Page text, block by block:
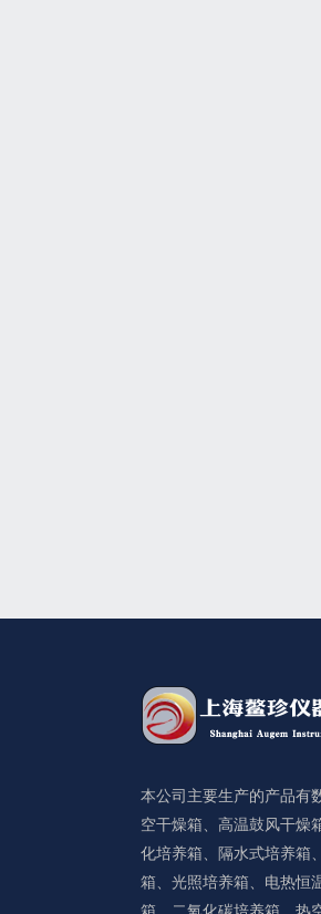
本公司主要生产的产品有
空干燥箱、高温鼓风干燥
化培养箱、隔水式培养箱
箱、光照培养箱、电热恒